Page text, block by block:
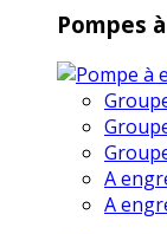
Pompes
A
A